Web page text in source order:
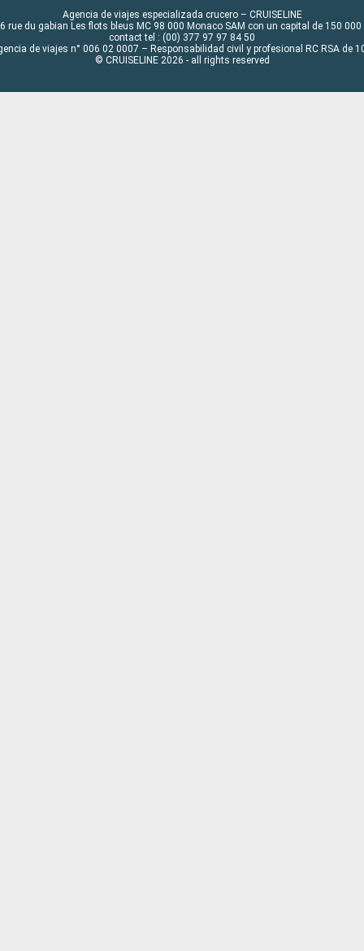
Agencia de viajes especializada crucero – CRUISELINE
rue du gabian Les flots bleus MC 98 000 Monaco SAM con un capital de 150 000
contact tel : (00) 377 97 97 84 50
de viajes n° 006 02 0007 – Responsabilidad civil y profesional RC RSA de
© CRUISELINE 2026 - all rights reserved